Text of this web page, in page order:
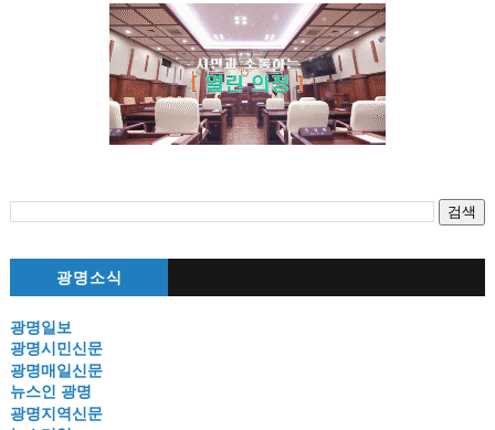
광명소식
광명일보
광명시민신문
광명매일신문
뉴스인 광명
광명지역신문